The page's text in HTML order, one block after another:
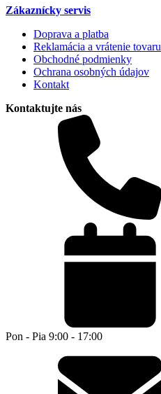
Zákaznícky servis
Doprava a platba
Reklamácia a vrátenie tovaru
Obchodné podmienky
Ochrana osobných údajov
Kontakt
Kontaktujte nás
Pon - Pia 9:00 - 17:00